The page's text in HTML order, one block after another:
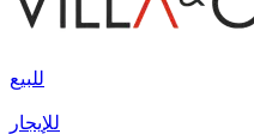
للبيع
للإيجار